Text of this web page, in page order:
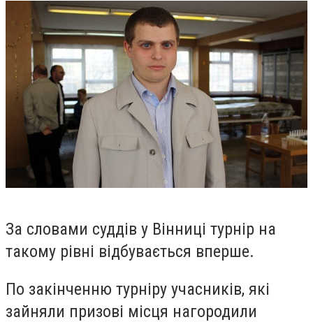
За словами суддів у Вінниці турнір на
такому рівні відбувається вперше.
По закінченню турніру учасників, які
зайняли призові місця нагородили